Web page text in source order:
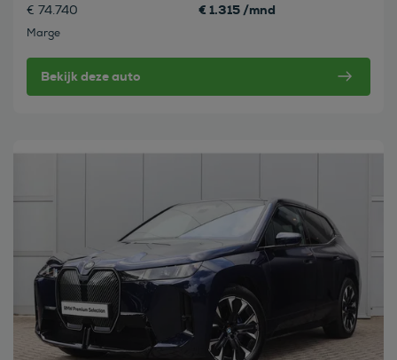
€ 74.740
Marge
€ 1.315 /mnd
Bekijk deze auto
Bekijk deze auto